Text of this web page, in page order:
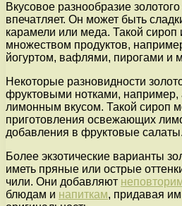
Вкусовое разнообразие
впечатляет. Он может быть
карамели или меда. Такой сироп
множеством продуктов,
йогуртом, вафлями, пирогами и
Некоторые разновидности
фруктовыми нотками,
лимонным вкусом. Такой сироп
приготовления освежающих
добавления в фруктовые салаты.
Более экзотические варианты
иметь пряные или острые
чили. Они добавляют
блюдам и напиткам, придавая им